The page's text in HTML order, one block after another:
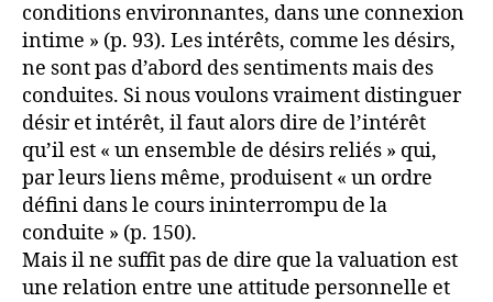
conditions environnantes, dans une connexion
intime » (p. 93). Les intérêts, comme les désirs,
ne sont pas d’abord des sentiments mais des
conduites. Si nous voulons vraiment distinguer
désir et intérêt, il faut alors dire de l’intérêt
qu’il est « un ensemble de désirs reliés » qui,
par leurs liens même, produisent « un ordre
défini dans le cours ininterrompu de la
conduite » (p. 150).
Mais il ne suffit pas de dire que la valuation est
une relation entre une attitude personnelle et